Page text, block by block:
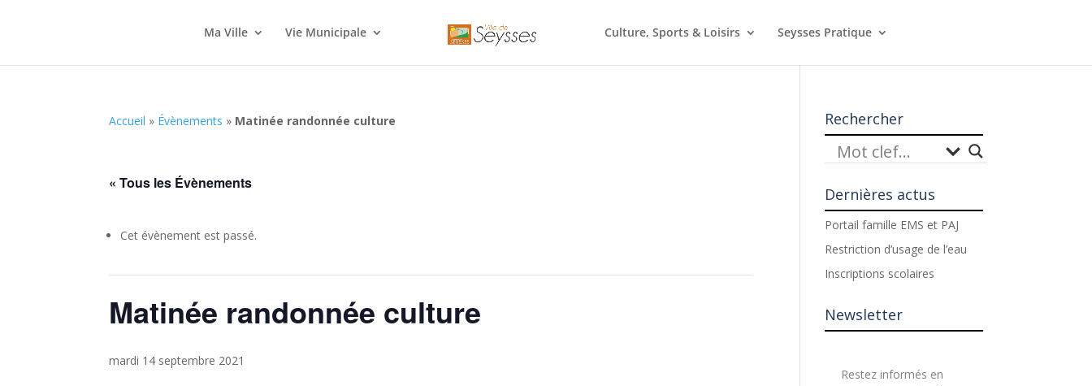
Ma Ville Vie Municipale Culture, Sports & Loisirs Seysses Pratique
Accueil » Évènements » Matinée randonnée culture
« Tous les Évènements
Cet évènement est passé.
Matinée randonnée culture
mardi 14 septembre 2021
Rechercher
Dernières actus
Portail famille EMS et PAJ
Restriction d’usage de l’eau
Inscriptions scolaires
Newsletter
Restez informés en